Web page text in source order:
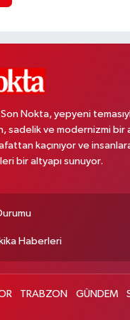
Nokta, yepyeni
sadelik ve modernizmi bir
kaçınıyor ve
bir altyapı sunuyor.
Haberleri
TRABZON GÜNDEM